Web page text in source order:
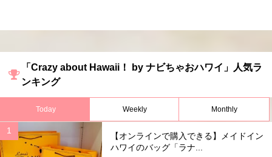
「Crazy about Hawaii！ by ナビちゃおハワイ」人気ラ
ンキング
Today Weekly Monthly
【オンラインで購入できる】メイドイン
ハワイのバッグ「ラナ...